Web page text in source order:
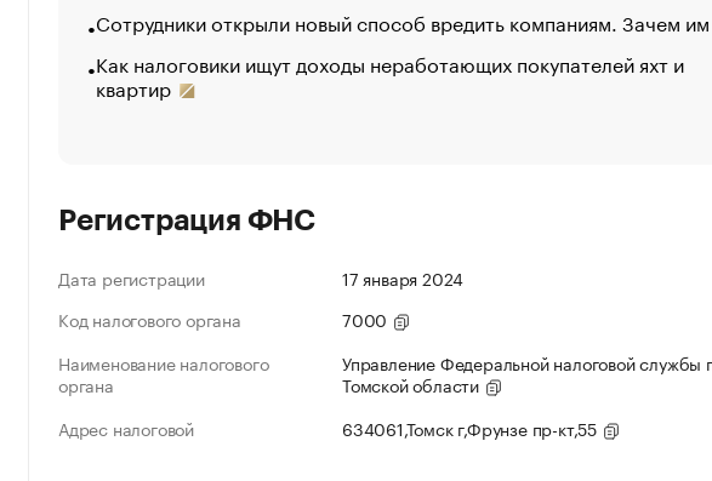
Сотрудники открыли новый способ вредить компаниям. Зачем
Как налоговики ищут доходы неработающих покупателей яхт и
квартир
Регистрация ФНС
Дата регистрации
17 января 2024
Код налогового органа
7000
Наименование налогового
органа
Управление Федеральной налоговой службы
Томской области
Адрес налоговой
634061,Томск г,Фрунзе пр-кт,55